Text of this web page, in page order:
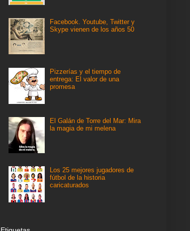
Facebook. Youtube, Twitter y
Skype vienen de los años 50
Pizzerías y el tiempo de
entrega: El valor de una
promesa
El Galán de Torre del Mar: Mira
la magia de mi melena
Los 25 mejores jugadores de
fútbol de la historia
caricaturados